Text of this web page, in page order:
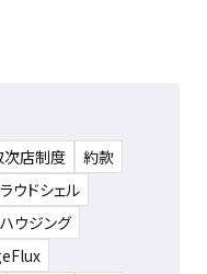
次店制度
約款
ウドシェル
ウジング